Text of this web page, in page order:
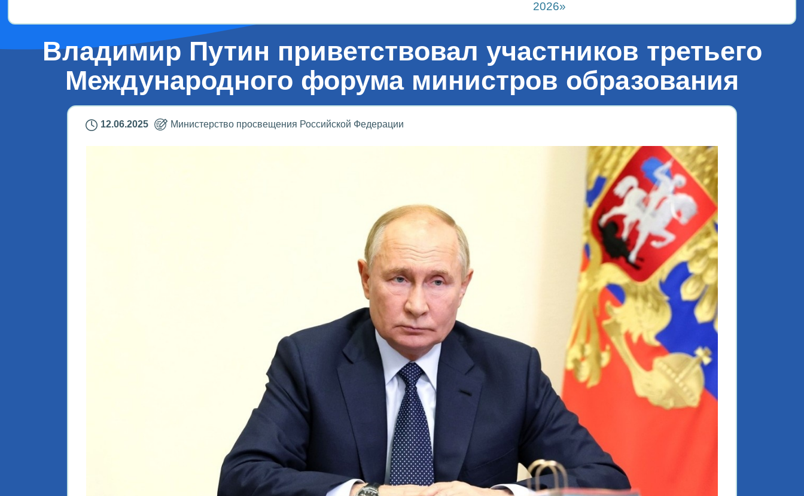
2026»
Владимир Путин приветствовал участников третьего
Международного форума министров образования
12.06.2025 Министерство просвещения Российской Федерации